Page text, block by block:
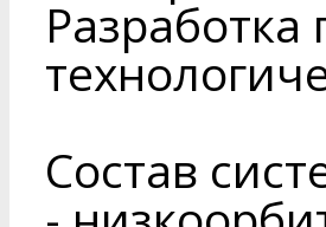
Разработка
Состав